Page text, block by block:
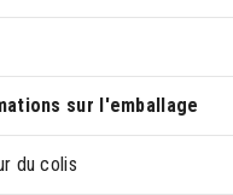
sur l'emballage
du colis